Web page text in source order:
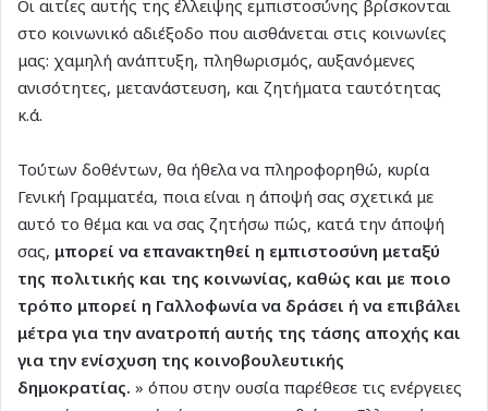
Οι αιτίες αυτής της έλλειψης εμπιστοσύνης βρίσκονται
στο κοινωνικό αδιέξοδο που αισθάνεται στις κοινωνίες
μας: χαμηλή ανάπτυξη, πληθωρισμός, αυξανόμενες
ανισότητες, μετανάστευση, και ζητήματα ταυτότητας
κ.ά.
Τούτων δοθέντων, θα ήθελα να πληροφορηθώ, κυρία
Γενική Γραμματέα, ποια είναι η άποψή σας σχετικά με
αυτό το θέμα και να σας ζητήσω πώς, κατά την άποψή
σας, μπορεί να επανακτηθεί η εμπιστοσύνη μεταξύ
της πολιτικής και της κοινωνίας, καθώς και με ποιο
τρόπο μπορεί η Γαλλοφωνία να δράσει ή να επιβάλει
μέτρα για την ανατροπή αυτής της τάσης αποχής και
για την ενίσχυση της κοινοβουλευτικής
δημοκρατίας. » όπου στην ουσία παρέθεσε τις ενέργειες